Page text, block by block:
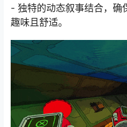
- 独特的动态叙事结合，确
趣味且舒适。